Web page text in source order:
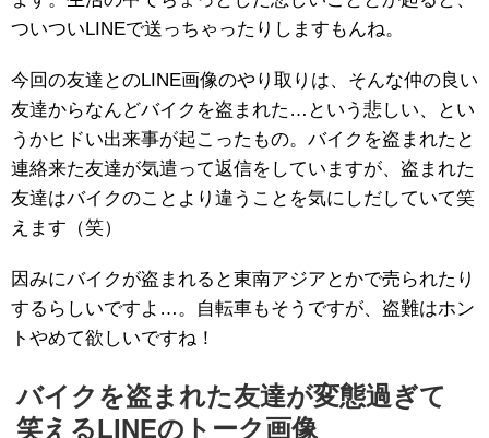
ついついLINEで送っちゃったりしますもんね。
今回の友達とのLINE画像のやり取りは、そんな仲の良い
友達からなんどバイクを盗まれた…という悲しい、とい
うかヒドい出来事が起こったもの。バイクを盗まれたと
連絡来た友達が気遣って返信をしていますが、盗まれた
友達はバイクのことより違うことを気にしだしていて笑
えます（笑）
因みにバイクが盗まれると東南アジアとかで売られたり
するらしいですよ…。自転車もそうですが、盗難はホン
トやめて欲しいですね！
バイクを盗まれた友達が変態過ぎて
笑えるLINEのトーク画像